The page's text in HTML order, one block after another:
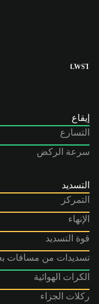
ST
LW
إيقاع
التسارع
سرعة الركض
التسديد
التمركز
الإنهاء
قوة التسديد
تسديدات من مسافات
الكرات الهوائية
ركلات الجزاء